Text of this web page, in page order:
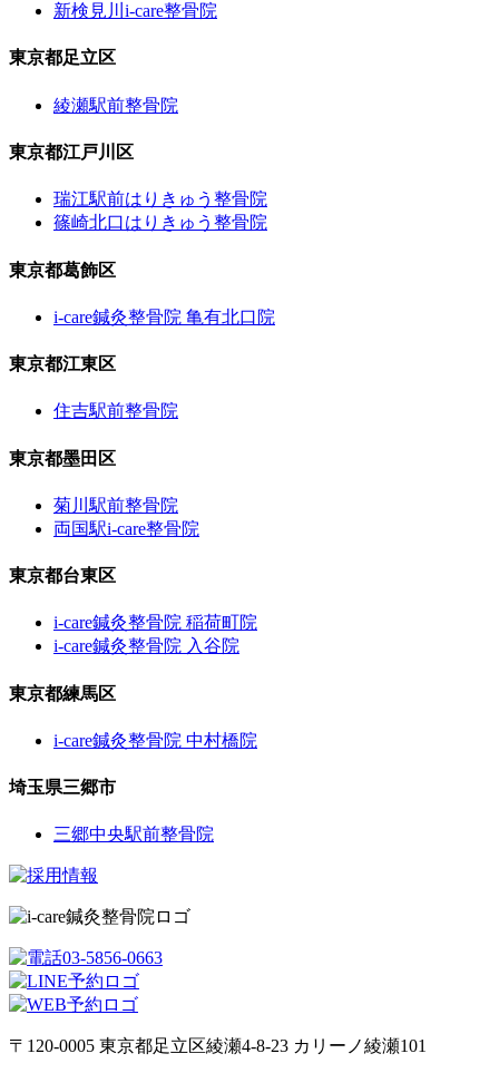
新検見川i-care整骨院
東京都足立区
綾瀬駅前整骨院
東京都江戸川区
瑞江駅前はりきゅう整骨院
篠崎北口はりきゅう整骨院
東京都葛飾区
i-care鍼灸整骨院 亀有北口院
東京都江東区
住吉駅前整骨院
東京都墨田区
菊川駅前整骨院
両国駅i-care整骨院
東京都台東区
i-care鍼灸整骨院 稲荷町院
i-care鍼灸整骨院 入谷院
東京都練馬区
i-care鍼灸整骨院 中村橋院
埼玉県三郷市
三郷中央駅前整骨院
〒120-0005 東京都足立区綾瀬4-8-23 カリーノ綾瀬101